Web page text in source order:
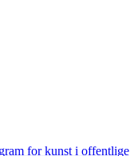
for kunst i offentlige